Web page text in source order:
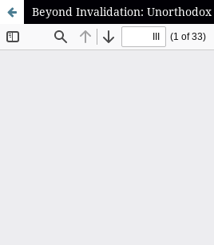
Beyond Invalidation: Unorthodox